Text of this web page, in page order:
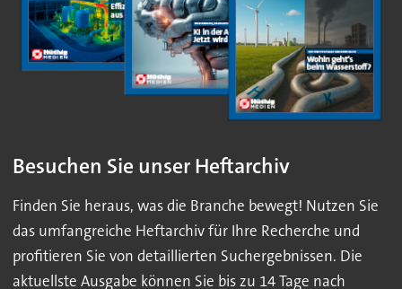
Besuchen Sie unser Heftarchiv
Finden Sie heraus, was die Branche bewegt! Nutzen Sie
das umfangreiche Heftarchiv für Ihre Recherche und
profitieren Sie von detaillierten Suchergebnissen. Die
aktuellste Ausgabe können Sie bis zu 14 Tage nach